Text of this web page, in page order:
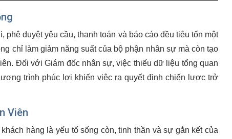
duyệt yêu cầu, thanh toán và báo cáo đều tiêu tốn một
chỉ làm giảm năng suất của bộ phận nhân sự mà còn tạo
Đối với Giám đốc nhân sự, việc thiếu dữ liệu tổng quan
trình phúc lợi khiến việc ra quyết định chiến lược trở
Viên
hàng là yếu tố sống còn, tinh thần và sự gắn kết của